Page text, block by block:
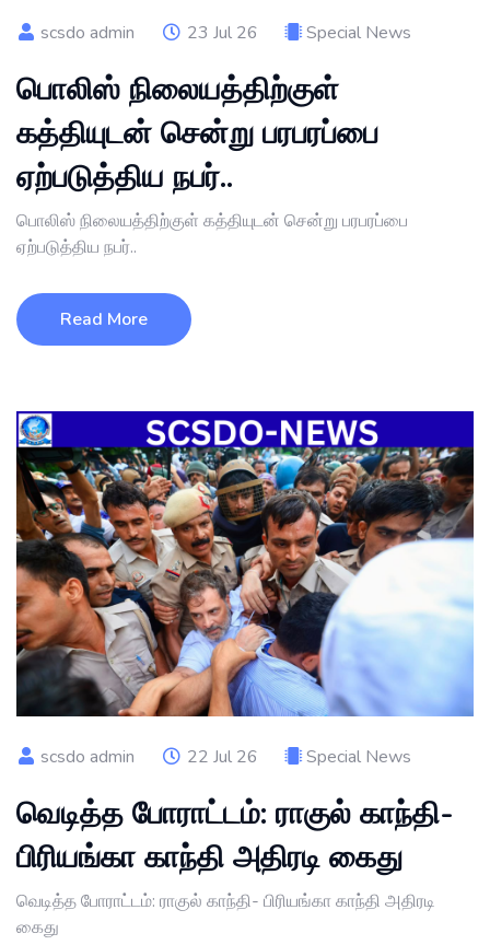
scsdo admin 23 Jul 26 Special News
பொலிஸ் நிலையத்திற்குள்
கத்தியுடன் சென்று பரபரப்பை
ஏற்படுத்திய நபர்..
பொலிஸ் நிலையத்திற்குள் கத்தியுடன் சென்று பரபரப்பை
ஏற்படுத்திய நபர்..
Read More
scsdo admin 22 Jul 26 Special News
வெடித்த போராட்டம்: ராகுல் காந்தி-
பிரியங்கா காந்தி அதிரடி கைது
வெடித்த போராட்டம்: ராகுல் காந்தி- பிரியங்கா காந்தி அதிரடி
கைது